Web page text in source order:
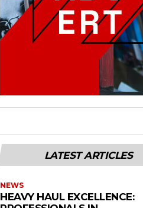
LATEST ARTICLES
NEWS
HEAVY HAUL EXCELLENCE: